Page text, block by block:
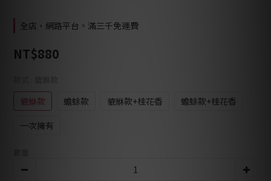
全店，網路平台。滿三千免運費
NT$880
貔貅款 蟾蜍款 貔貅款+桂花香
蟾蜍款+桂花香
一次擁有